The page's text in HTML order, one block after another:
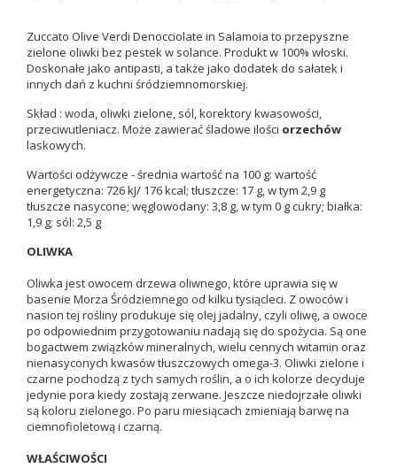
Zuccato Olive Verdi Denocciolate in Salamoia to przepyszne
zielone oliwki bez pestek w solance. Produkt w 100% włoski.
Doskonałe jako antipasti, a także jako dodatek do sałatek i
innych dań z kuchni śródziemnomorskiej.
Skład : woda, oliwki zielone, sól, korektory kwasowości,
przeciwutleniacz. Może zawierać śladowe ilości orzechów
laskowych.
Wartości odżywcze - średnia wartość na 100 g: wartość
energetyczna: 726 kJ/ 176 kcal; tłuszcze: 17 g, w tym 2,9 g
tłuszcze nasycone; węglowodany: 3,8 g, w tym 0 g cukry; białka:
1,9 g; sól: 2,5 g
OLIWKA
Oliwka jest owocem drzewa oliwnego, które uprawia się w
basenie Morza Śródziemnego od kilku tysiącleci. Z owoców i
nasion tej rośliny produkuje się olej jadalny, czyli oliwę, a owoce
po odpowiednim przygotowaniu nadają się do spożycia. Są one
bogactwem związków mineralnych, wielu cennych witamin oraz
nienasyconych kwasów tłuszczowych omega-3. Oliwki zielone i
czarne pochodzą z tych samych roślin, a o ich kolorze decyduje
jedynie pora kiedy zostają zerwane. Jeszcze niedojrzałe oliwki
są koloru zielonego. Po paru miesiącach zmieniają barwę na
ciemnofioletową i czarną.
WŁAŚCIWOŚCI